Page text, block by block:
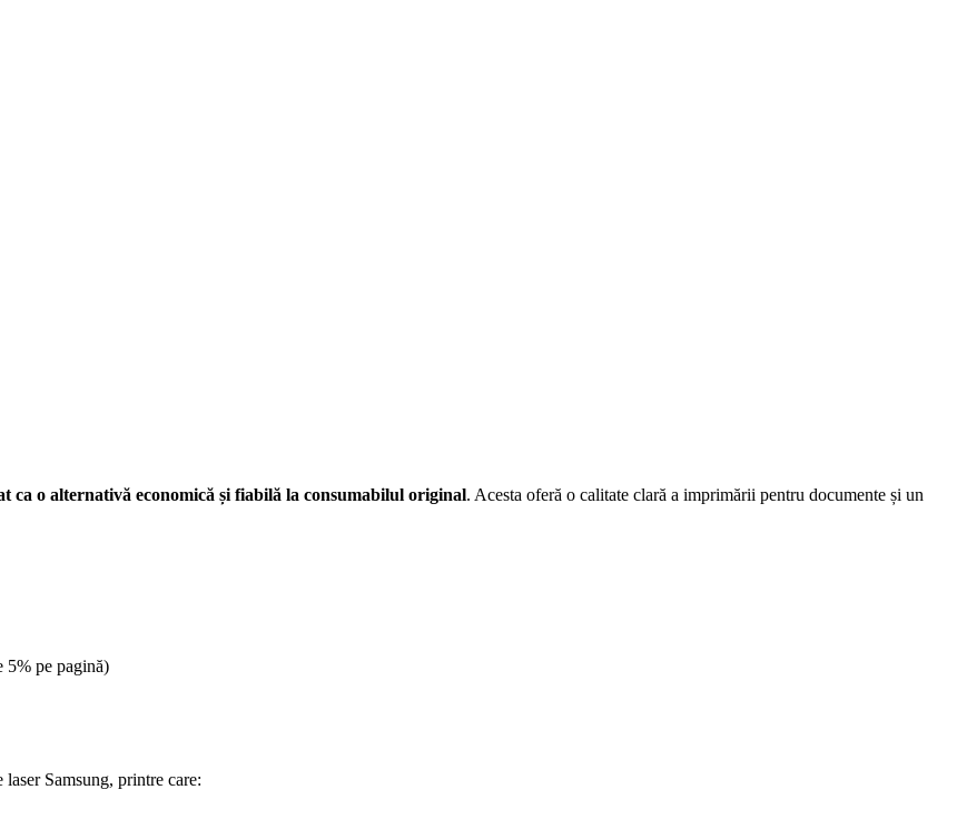
ca o alternativă economică și fiabilă la consumabilul original. Acesta oferă o calitate clară a imprimării pentru documente și un
5% pe pagină)
Samsung, printre care: